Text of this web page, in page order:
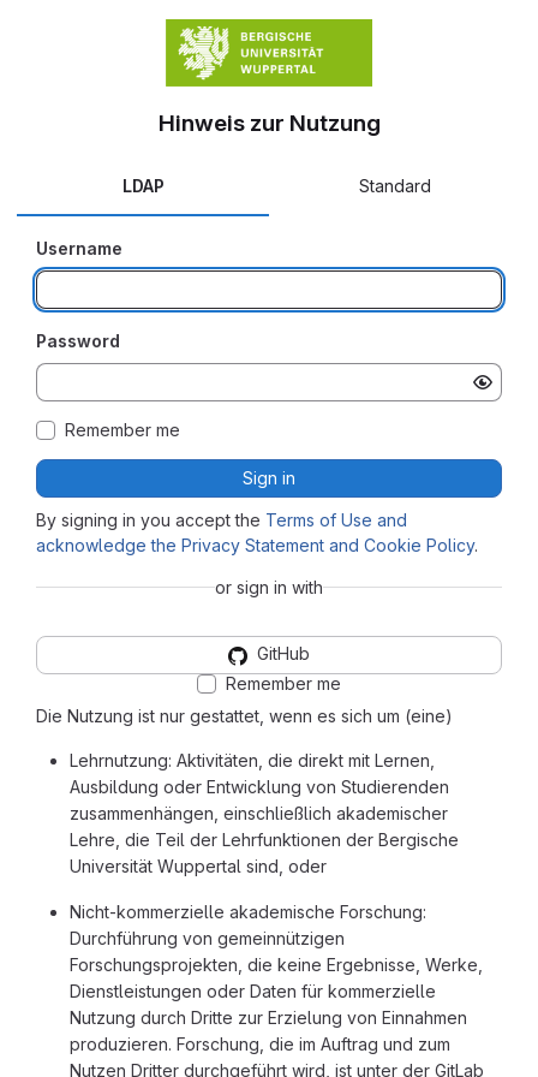
Die Nutzung ist nur gestattet, wenn es sich um (eine)
Lehrnutzung: Aktivitäten, die direkt mit Lernen,
Ausbildung oder Entwicklung von Studierenden
zusammenhängen, einschließlich akademischer
Lehre, die Teil der Lehrfunktionen der Bergische
Universität Wuppertal sind, oder
Nicht-kommerzielle akademische Forschung:
Durchführung von gemeinnützigen
Forschungsprojekten, die keine Ergebnisse, Werke,
Dienstleistungen oder Daten für kommerzielle
Nutzung durch Dritte zur Erzielung von Einnahmen
produzieren. Forschung, die im Auftrag und zum
Nutzen Dritter durchgeführt wird, ist unter der GitLab
Hinweis zur Nutzung
LDAP Standard
Username
Password
Remember me
Sign in
By signing in you accept the Terms of Use and
acknowledge the Privacy Statement and Cookie Policy.
or sign in with
GitHub
Remember me